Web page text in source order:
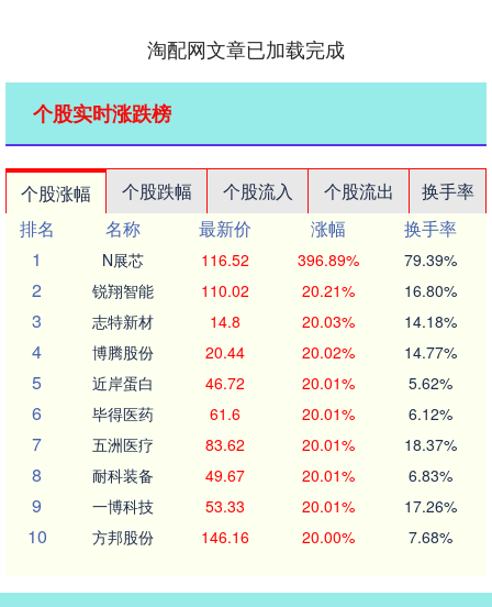
淘配网文章已加载完成
个股实时涨跌榜
个股涨幅 个股跌幅 个股流入 个股流出
换手率
排名
名称 最新价 涨幅
换手率
1
N展芯 116.52 396.89% 79.39%
2 锐翔智能 110.02 20.21% 16.80%
3 志特新材 14.8 20.03% 14.18%
4 博腾股份 20.44 20.02% 14.77%
5 近岸蛋白 46.72 20.01% 5.62%
6 毕得医药 61.6 20.01% 6.12%
7 五洲医疗 83.62 20.01% 18.37%
8 耐科装备 49.67 20.01% 6.83%
9 一博科技 53.33 20.01% 17.26%
10 方邦股份 146.16 20.00% 7.68%